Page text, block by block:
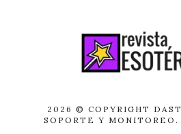
2026 © COPYRIGHT
SOPORTE Y MONITOREO.